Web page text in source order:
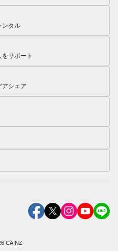
ンタル
サポート
アシェア
CAINZ